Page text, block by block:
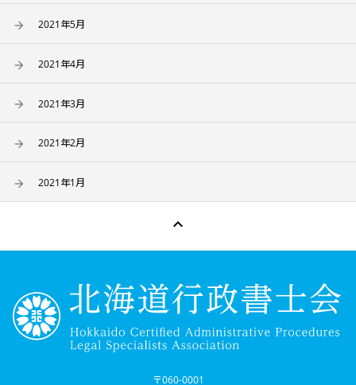
2021年5月
2021年4月
2021年3月
2021年2月
2021年1月

〒060-0001